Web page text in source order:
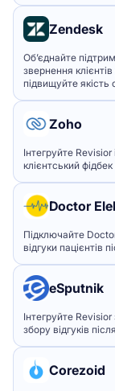
Zendesk
Об’єднайте
звернення
підвищуйте якість
Zoho
Інтегруйте Revisior
клієнтський
Doctor
Підключайте
відгуки пацієнтів
eSputnik
Інтегруйте
збору відгуків
Corezoid